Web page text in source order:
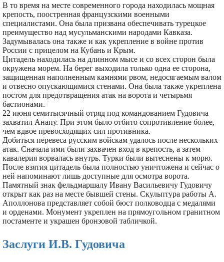
В то время на месте современного города находилась мощная
крепость, поостренная французскими военными
специалистами. Она была призвана обеспечивать турецкое
преимущество над мусульманскими народами Кавказа.
Задумывалась она также и как укрепление в войне против
России с прицелом на Кубань и Крым.
Цитадель находилась на длинном мысе и со всех сторон была
окружена морем. На берег выходила только одна ее сторона,
защищенная наполненным камнями рвом, недосягаемым валом
и отвесно опускающимися стенами. Она была также укреплена
постом для предотвращения атак на ворота и четырьмя
бастионами.
22 июня семитысячный отряд под командованием Гудовича
захватил Анапу. При этом было отбито сопротивление более,
чем вдвое превосходящих сил противника.
Добиться перевеса русским войскам удалось после нескольких
атак. Сначала ими были захвачен вход в крепость, а затем
кавалерия ворвалась внутрь. Турки были вытеснены к морю.
После взятия цитадель была полностью уничтожена и сейчас о
ней напоминают лишь доступные для осмотра ворота.
Памятный знак фельдмаршалу Ивану Васильевичу Гудовичу
открыт как раз на месте бывшей стены. Скульптура работы А.
Аполлонова представляет собой бюст полководца с медалями
и орденами. Монумент укреплен на прямоугольном гранитном
постаменте и украшен бронзовой табличкой.
Заслуги И.В. Гудовича